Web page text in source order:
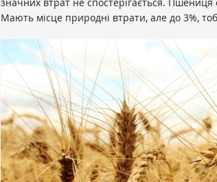
Мають місце природні втрати, але до 3%,